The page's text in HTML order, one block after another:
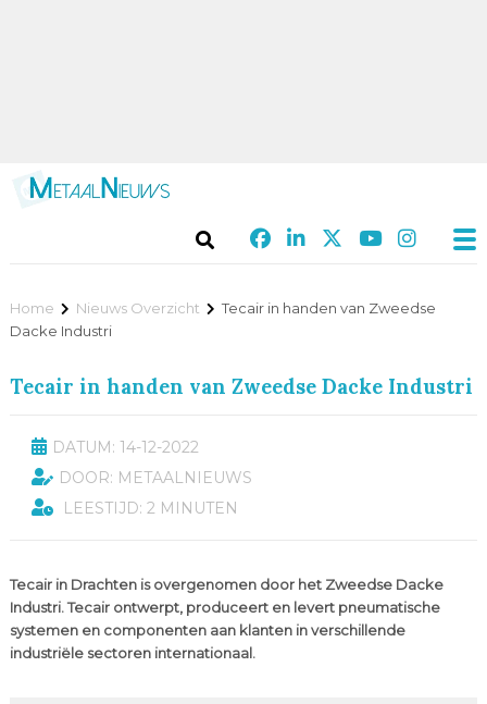
Home Nieuws Overzicht
Tecair in handen van Zweedse
Dacke Industri
Tecair in handen van Zweedse Dacke Industri
DATUM: 14-12-2022
DOOR: METAALNIEUWS
LEESTIJD: 2 MINUTEN
Tecair in Drachten is overgenomen door het Zweedse Dacke
Industri. Tecair ontwerpt, produceert en levert pneumatische
systemen en componenten aan klanten in verschillende
industriële sectoren internationaal.